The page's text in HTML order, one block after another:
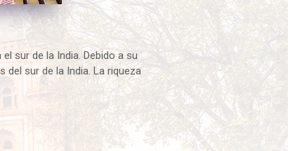
sur de la India. Debido a su
sur de la India. La riqueza